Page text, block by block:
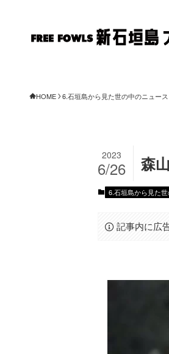
HOME 6.石垣島から見た世の中のニュース
森
2023
6/26
6.石垣島から見た
記事内に広